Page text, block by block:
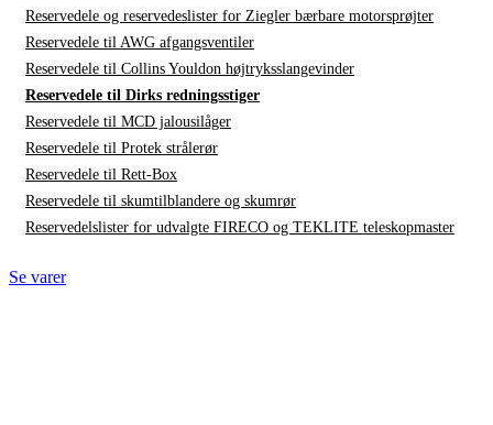
Reservedele og reservedeslister for Ziegler bærbare motorsprøjter
Reservedele til AWG afgangsventiler
Reservedele til Collins Youldon højtryksslangevinder
Reservedele til Dirks redningsstiger
Reservedele til MCD jalousilåger
Reservedele til Protek strålerør
Reservedele til Rett-Box
Reservedele til skumtilblandere og skumrør
Reservedelslister for udvalgte FIRECO og TEKLITE teleskopmaster
Se varer